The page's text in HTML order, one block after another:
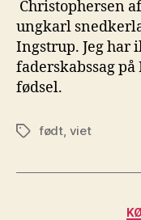
Christophersen
ungkarl
Ingstrup. Jeg har
faderskabssag
fødsel.
Tagsfødt viet